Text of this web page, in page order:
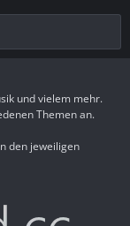
und vielem mehr.
Themen an.
den jeweiligen